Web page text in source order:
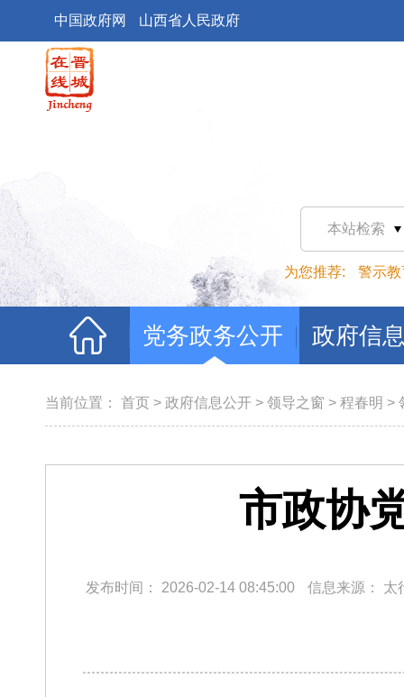
中国政府网 山西省人民政府
本站检索
为您推荐: 警示教
党务政务公开 政府信
当前位置： 首页 > 政府信息公开 > 领导之窗 > 程春明 >
市政协
发布时间： 2026-02-14 08:45:00 信息来源： 太